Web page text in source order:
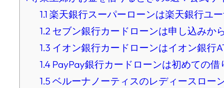
1.1 楽天銀行スーパーローンは楽天銀行ユ
1.2セブン銀行カードローンは申し込みか
1.3イオン銀行カードローンはイオン銀行
1.4PayPay銀行カードローンは初めての
1.5ベルーナノーティスのレディースロー